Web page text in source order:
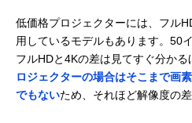
低価格プロジェクターには、フル
用しているモデルもあります。50
フルHDと4Kの差は見てすぐ分かる
ロジェクターの場合はそこまで画
でもないため、それほど解像度の